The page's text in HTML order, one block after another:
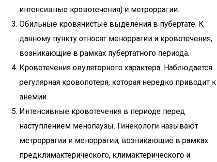
интенсивные кровотечения) и метроррагии.
Обильные кровянистые выделения в пубертате. К
данному пункту относят меноррагии и кровотечения,
возникающие в рамках пубертатного периода.
Кровотечения овуляторного характера. Наблюдается
регулярная кровопотеря, которая нередко приводит к
анемии.
Интенсивные кровотечения в периоде перед
наступлением менопаузы. Гинекологи называют
метроррагии и меноррагии, возникающие в рамках
предклимактерического, климактерического и